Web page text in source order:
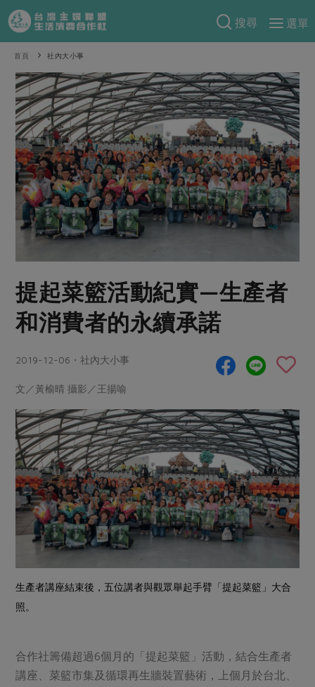
搜尋
選單
產品分類
當季蔬果
一籃菜 當令水果
芽苗類 蕈菇類
辛香料類
奶蛋豆・五穀
蛋 乳製品
肉品・水產
畜產肉類 水產
調理食材・點心
調味醬料/南北貨 烘焙
休閒零嘴 沖泡飲品
保健食品
居家好物
美妝保養 個人清潔
日用品 圖書禮品
防災用品
優惠專區
食譜料理
食材
米食
麵食
肉食
海鮮
蛋料理
醬料
湯品．鍋物
漬物
涼拌沙拉
飲品
主題食譜
異國料理
特別企畫
預購活動
把最好的台灣味帶回家！
防災用品預購圓滿結束
2026年端午節預購圓滿結束
當季產品
傳到心坎裡，誠心又澎派
合作25-經典快閃最後一週
合作25-精選產品第四彈
更多當季產品
議題活動
主婦聯盟X樂齡網特約優惠案
30%rPET紅烏龍茶
2024農業發展計畫年度報告
傳到心坎裡，誠心又澎派
綠主張
觀點文章
主婦食堂 一籃菜真心話
社內大小事
樂齡生活 親子食育
廚房瑜伽
關注議題
減硝酸鹽
非基改運動 支持本土農糧
廢核運動 能源議題
減添加物 減塑減廢
公益金 食農教育
更多議題
生活者e週報
綠主張月刊
關於合作社
認識合作社
合作社組織
員工與求才
產品檢驗
自主把關
檢驗報告
硝酸鹽檢驗
社員權益
合作社法規
社務專區
最新消息
下載專區
重要公告
首頁 社內大小事
提起菜籃活動紀實—生產者
和消費者的永續承諾
2019-12-06・社內大小事
文／黃榆晴 攝影／王揚喻
生產者講座結束後，五位講者與觀眾舉起手臂「提起菜籃」大合
照。
合作社籌備超過6個月的「提起菜籃」活動，結合生產者
講座、菜籃市集及循環再生牆裝置藝術，上個月於台北、